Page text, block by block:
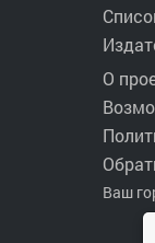
О
Ваш